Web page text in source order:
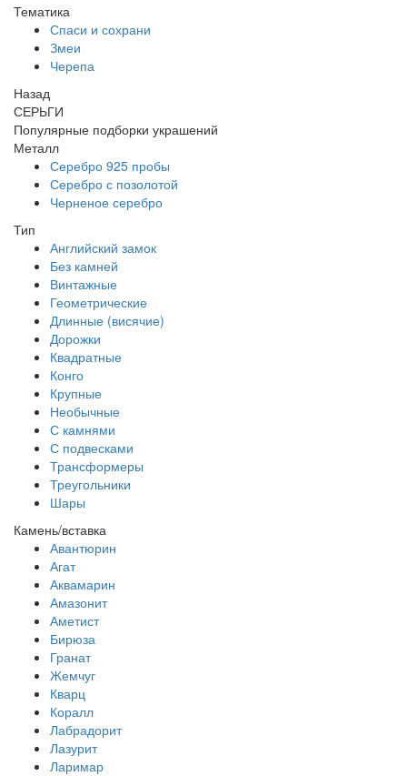
Тематика
Спаси и сохрани
Змеи
Черепа
Назад
СЕРЬГИ
Популярные подборки украшений
Металл
Серебро 925 пробы
Серебро с позолотой
Черненое серебро
Тип
Английский замок
Без камней
Винтажные
Геометрические
Длинные (висячие)
Дорожки
Квадратные
Конго
Крупные
Необычные
С камнями
С подвесками
Трансформеры
Треугольники
Шары
Камень/вставка
Авантюрин
Агат
Аквамарин
Амазонит
Аметист
Бирюза
Гранат
Жемчуг
Кварц
Коралл
Лабрадорит
Лазурит
Ларимар